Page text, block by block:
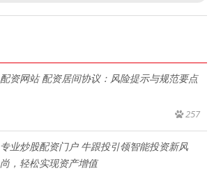
配资网站 配资居间协议：风险提示与规范要点
257
专业炒股配资门户 牛跟投引领智能投资新风
尚，轻松实现资产增值